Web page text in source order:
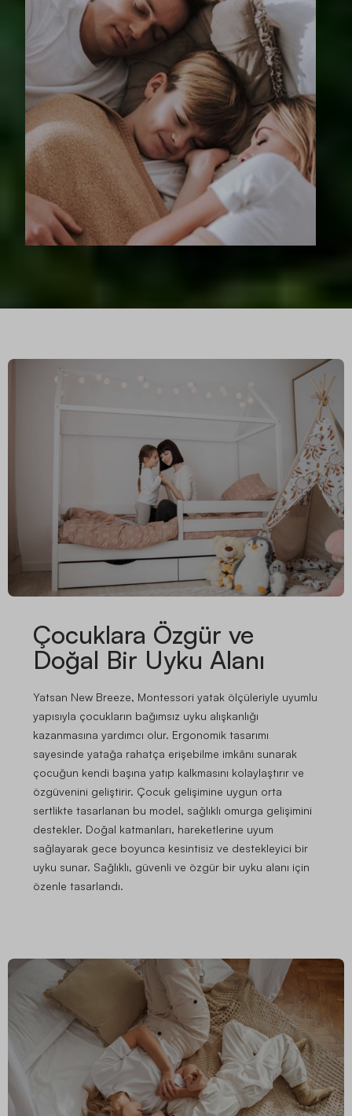
Çocuklara Özgür ve
Doğal Bir Uyku Alanı
Yatsan New Breeze, Montessori yatak ölçüleriyle uyumlu
yapısıyla çocukların bağımsız uyku alışkanlığı
kazanmasına yardımcı olur. Ergonomik tasarımı
sayesinde yatağa rahatça erişebilme imkânı sunarak
çocuğun kendi başına yatıp kalkmasını kolaylaştırır ve
özgüvenini geliştirir. Çocuk gelişimine uygun orta
sertlikte tasarlanan bu model, sağlıklı omurga gelişimini
destekler. Doğal katmanları, hareketlerine uyum
sağlayarak gece boyunca kesintisiz ve destekleyici bir
uyku sunar. Sağlıklı, güvenli ve özgür bir uyku alanı için
özenle tasarlandı.